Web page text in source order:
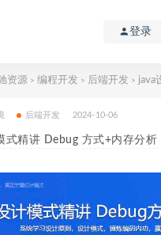
登录
资源 > 编程开发 > 后端开发 > java设
后端开发 2024-10-06
式精讲 Debug 方式+内存分析